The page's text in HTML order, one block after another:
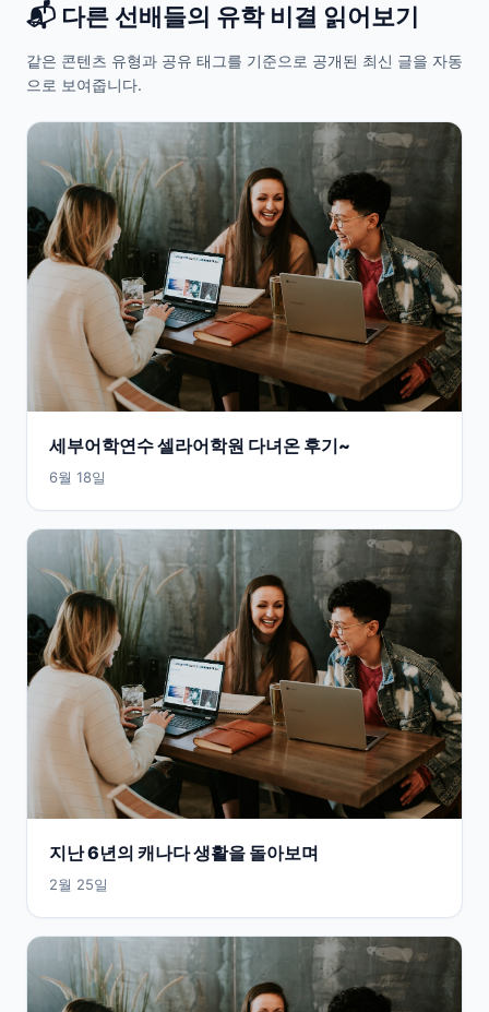
📬 다른 선배들의 유학 비결 읽어보기
같은 콘텐츠 유형과 공유 태그를 기준으로 공개된 최신 글을 자동
으로 보여줍니다.
세부어학연수 셀라어학원 다녀온 후기~
6월 18일
지난 6년의 캐나다 생활을 돌아보며
2월 25일